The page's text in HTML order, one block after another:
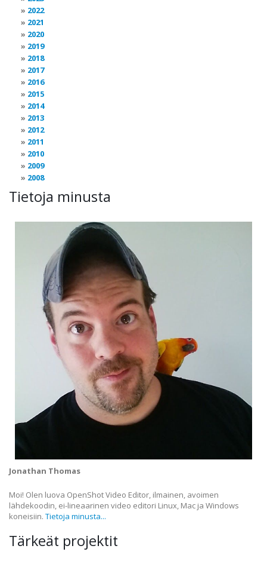
2022
2021
2020
2019
2018
2017
2016
2015
2014
2013
2012
2011
2010
2009
2008
Tietoja minusta
Jonathan Thomas
Moi! Olen luova OpenShot Video Editor, ilmainen, avoimen
lähdekoodin, ei-lineaarinen video editori Linux, Mac ja Windows
koneisiin. Tietoja minusta...
Tärkeät projektit